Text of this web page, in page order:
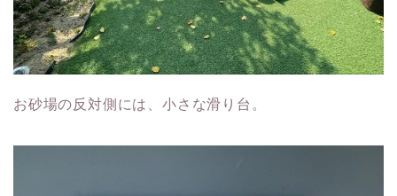
お砂場の反対側には、小さな滑り台。